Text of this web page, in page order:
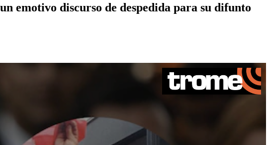
emotivo discurso de despedida para su difunto